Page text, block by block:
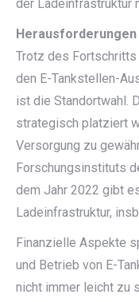
der Ladeinfrastruktur
Herausforderungen
Trotz des
den E-Tankstellen-
ist die Standortwahl.
strategisch platziert
Versorgung zu
Forschungsinstituts
dem Jahr 2022 gibt
Ladeinfrastruktur,
Finanzielle Aspekte
und Betrieb von E-
nicht immer leicht zu